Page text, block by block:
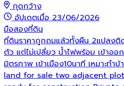
กุดกว้าง
อัปเดตเมื่อ 23/06/2026
มือสองที่ดิน
ที่ดินราคาถูกถมแล้วทั้งผืน 2แปลงติ
ตัว แต่ไม่เปลี่ยว น้ำไฟพร้อม เข้าออ
มิตรภาพ เข้าเมือง10นาที เหมาะท
land for sale two adjacent